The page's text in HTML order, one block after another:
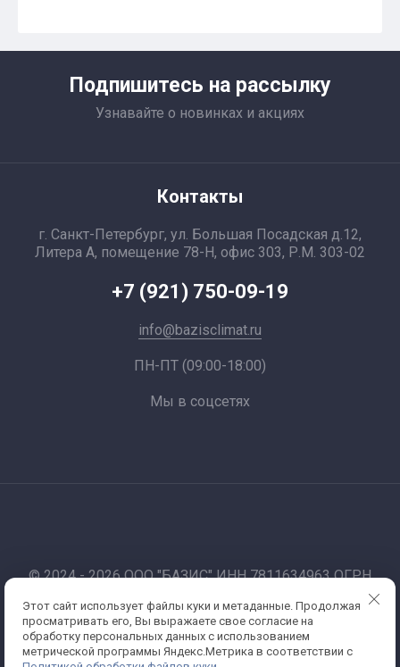
Подпишитесь на рассылку
Узнавайте о новинках и акциях
Контакты
г. Санкт-Петербург, ул. Большая Посадская д.12,
Литера А, помещение 78-Н, офис 303, Р.М. 303-02
+7 (921) 750-09-19
info@bazisclimat.ru
ПН-ПТ (09:00-18:00)
Мы в соцсетях
© 2024 - 2026 ООО "БАЗИС" ИНН 7811634963 ОГРН
Работаем по 44-фз и 223-фз. Санкт-Петербург
Политика конфиденциальности
Этот сайт использует файлы куки и метаданные. Продолжая
просматривать его, Вы выражаете свое согласие на
обработку персональных данных с использованием
метрической программы Яндекс.Метрика в соответствии с